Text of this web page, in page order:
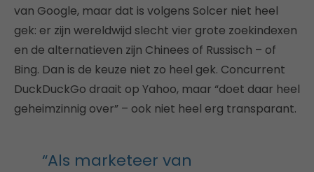
van Google, maar dat is volgens Solcer niet heel
gek: er zijn wereldwijd slecht vier grote zoekindexen
en de alternatieven zijn Chinees of Russisch – of
Bing. Dan is de keuze niet zo heel gek. Concurrent
DuckDuckGo draait op Yahoo, maar “doet daar heel
geheimzinnig over” – ook niet heel erg transparant.
“Als marketeer van